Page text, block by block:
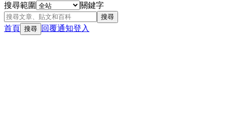
搜尋範圍 關鍵字
搜尋
首頁 搜尋 回覆通知登入